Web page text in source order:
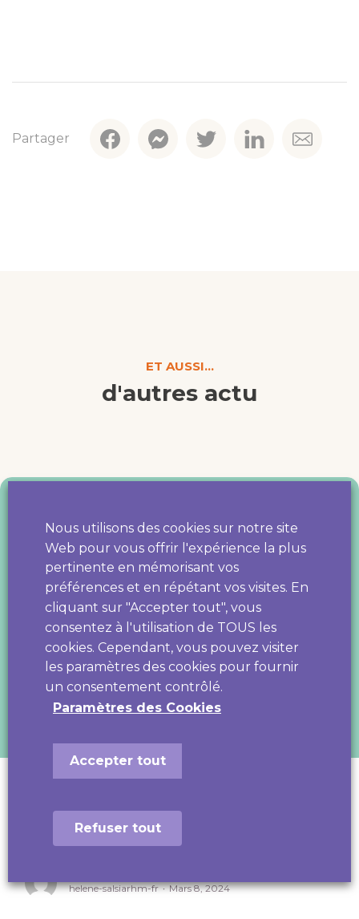
Partager
ET AUSSI...
d'autres actu
Positive 2024 !
helene-salsiarhm-fr Mars 8, 2024
Nous utilisons des cookies sur notre site
Web pour vous offrir l'expérience la plus
pertinente en mémorisant vos
préférences et en répétant vos visites. En
cliquant sur "Accepter tout", vous
consentez à l'utilisation de TOUS les
cookies. Cependant, vous pouvez visiter
les paramètres des cookies pour fournir
un consentement contrôlé.
Paramètres des Cookies
Accepter tout
Refuser tout